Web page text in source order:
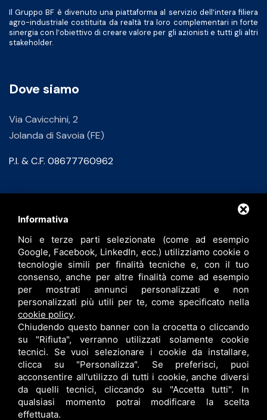
Il Gruppo BF è divenuto una piattaforma al servizio dell’intera filiera
agro-industriale costituita da realtà tra loro complementari in forte
sinergia con l’obiettivo di creare valore per gli azionisti e tutti gli altri
stakeholder.
Dove siamo
Via Cavicchini, 2
Jolanda di Savoia (FE)
P.I. & C.F. 08677760962
info@bfspa.it
+39 0532 836102
Lavora con noi
B.F. S.P.A. © •PRIVACY•CONTITOLARITÀ•
RESPONSABILE DEL TRATTAMENTO
• SITEMAP• QUESTO SITO È PROTETTO DA GOOGLE RECAPTCHA V3,
Informativa
Noi e terze parti selezionate (come ad esempio
Google, Facebook, LinkedIn, ecc.) utilizziamo cookie o
tecnologie simili per finalità tecniche e, con il tuo
consenso, anche per altre finalità come ad esempio
per mostrati annunci personalizzati e non
personalizzati più utili per te, come specificato nella
cookie policy.
Chiudendo questo banner con la crocetta o cliccando
su "Rifiuta", verranno utilizzati solamente cookie
tecnici. Se vuoi selezionare i cookie da installare,
clicca su "Personalizza". Se preferisci, puoi
acconsentire all'utilizzo di tutti i cookie, anche diversi
da quelli tecnici, cliccando su "Accetta tutti". In
qualsiasi momento potrai modificare la scelta
effettuata.